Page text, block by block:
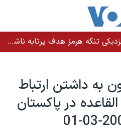
یک کشتی در آب‌های عمان در نزدیکی تنگه هرمز هدف پرتابه ناشناس قرار گرفت
به داشتن ارتباط
در پاکستان